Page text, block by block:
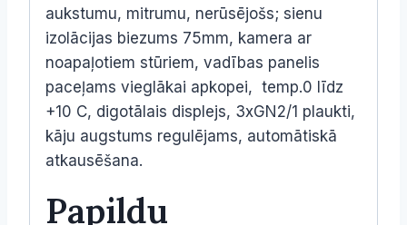
aukstumu, mitrumu, nerūsējošs; sienu
izolācijas biezums 75mm, kamera ar
noapaļotiem stūriem, vadības panelis
paceļams vieglākai apkopei, temp.0 līdz
+10 C, digotālais displejs, 3xGN2/1 plaukti,
kāju augstums regulējams, automātiskā
atkausēšana.
Papildu